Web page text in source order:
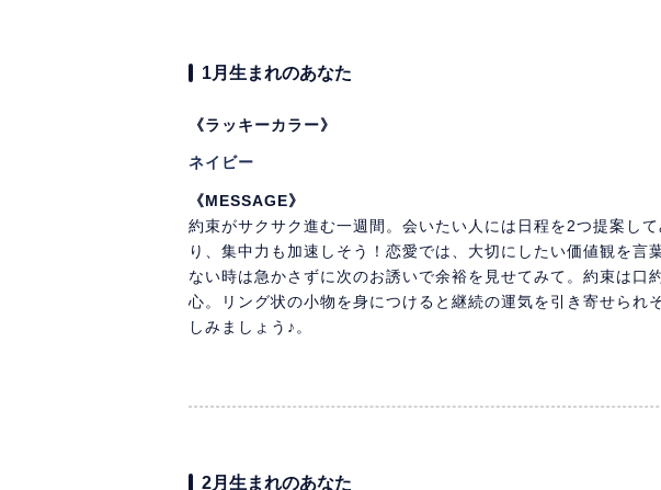
1月生まれのあなた
《ラッキーカラー》
ネイビー
《MESSAGE》
約束がサクサク進む一週間。会いたい人には日程を2つ提案し
り、集中力も加速しそう！恋愛では、大切にしたい価値観を
ない時は急かさずに次のお誘いで余裕を見せてみて。約束は口
心。リング状の小物を身につけると継続の運気を引き寄せられ
しみましょう♪。
2月生まれのあなた